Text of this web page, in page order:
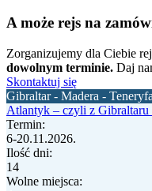
A może rejs na
Zorganizujemy dla Ciebie
dowolnym terminie. Daj
Skontaktuj się
Gibraltar - Madera - Teneryfa
Atlantyk – czyli z Gibraltaru
Termin:
6-20.11.2026.
Ilość dni:
14
Wolne miejsca: